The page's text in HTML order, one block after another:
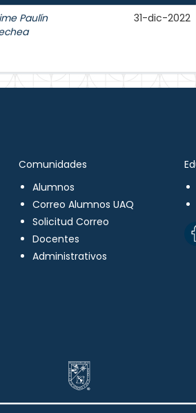
Paulín
31-dic-2022
Comunidades
Alumnos
Correo Alumnos UAQ
Solicitud Correo
Docentes
Administrativos